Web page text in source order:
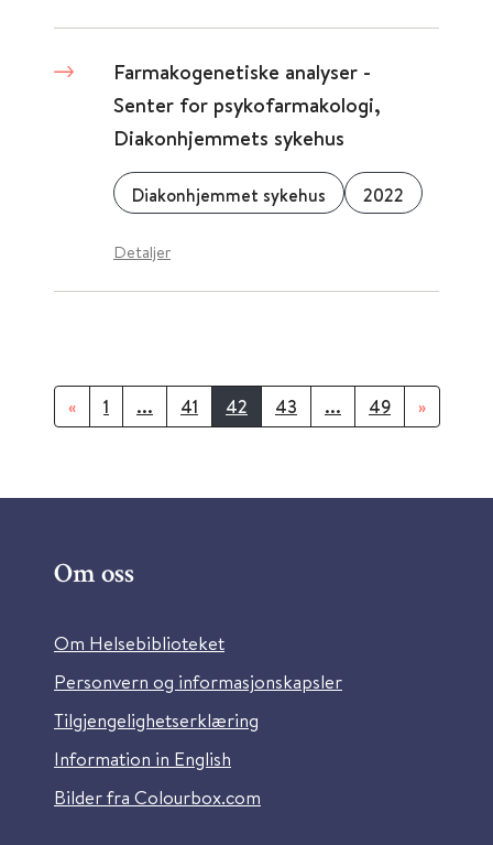
Farmakogenetiske analyser -
Senter for psykofarmakologi,
Diakonhjemmets sykehus
Diakonhjemmet sykehus 2022
Detaljer
« 1 ... 41 42 43 ... 49 »
Om oss
Om Helsebiblioteket
Personvern og informasjonskapsler
Tilgjengelighetserklæring
Information in English
Bilder fra Colourbox.com